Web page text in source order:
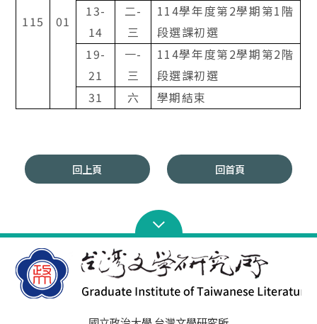
115 01
13-
14
二-
三
114學年度第2學期第1 階
段選課初選
19-
21
一-
三
114學年度第2學期第2階
段選課初選
31
六 學期結束
回上頁 回首頁